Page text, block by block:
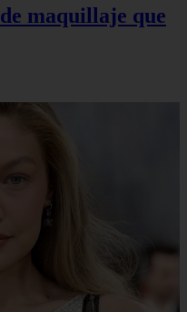
maquillaje que